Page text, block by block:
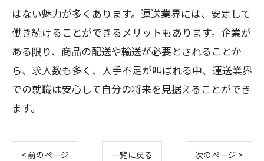
はない魅力が多くあります。運送業界には、安定して
働き続けることができるメリットもあります。企業が
ある限り、商品の配送や輸送が必要とされることか
ら、求人数も多く、人手不足が叫ばれる中、運送業界
での就職は安心して自分の将来を見据えることができ
ます。
< 前のページ 一覧に戻る 次のページ >